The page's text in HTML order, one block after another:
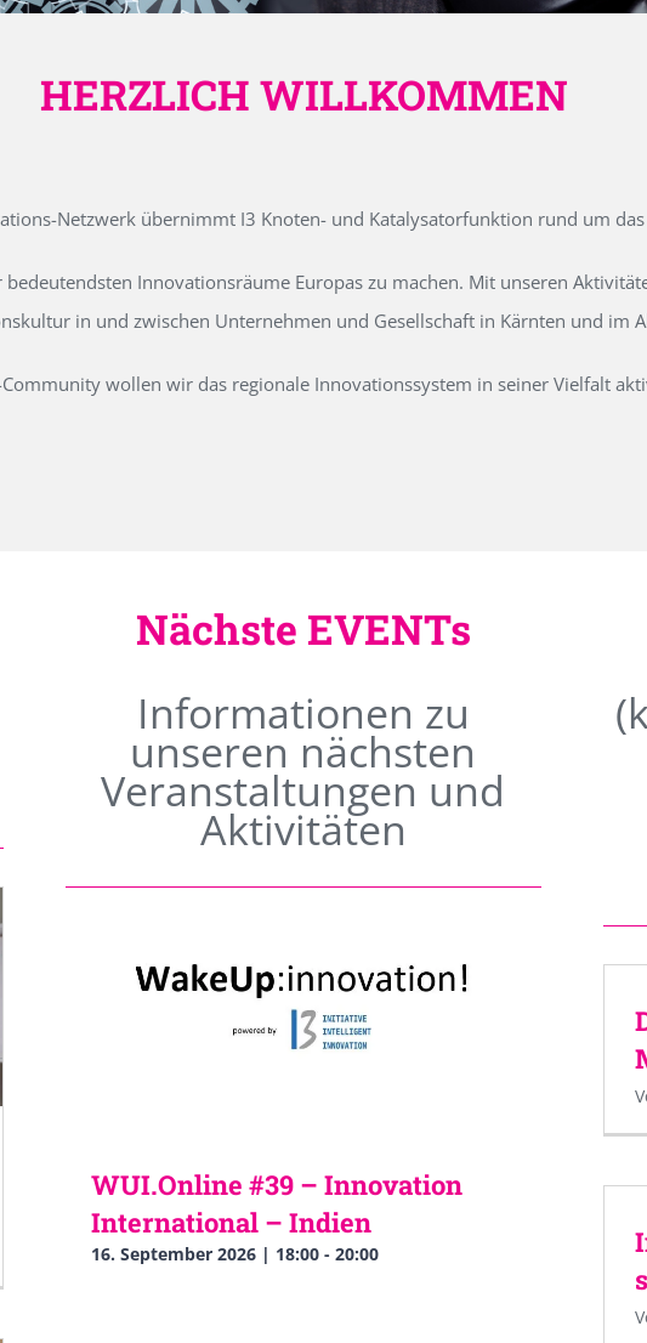
HERZLICH WILLKOMMEN
Netzwerk übernimmt I3 Knoten- und Katalysatorfunktion rund um
Innovationsräume Europas zu machen. Mit unseren
in und zwischen Unternehmen und Gesellschaft in Kärnten und im
wollen wir das regionale Innovationssystem in seiner Vielfalt
Nächste EVENTs
Informationen zu
unseren nächsten
Veranstaltungen und
Aktivitäten
WUI.Online #39 – Innovation
International – Indien
16. September 2026 | 18:00- 20:00